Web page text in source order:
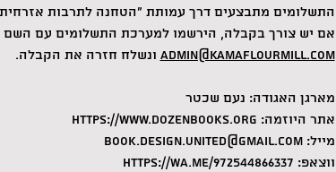
התשלומים מתבצעים דרך עמותת ״הטחנה לתרבות
אם יש צורך בקבלה, הירשמו למערכת התשלומים עם השם
admin@kamaflourmill.com ונשלח חזרה את הקבלה.
מארגן האגודה: נעם שכטר
אתר היוזמה: https://www.dozenbooks.org
מייל: book.design.united@gmail.com
ווצאפ: https://wa.me/972544866337